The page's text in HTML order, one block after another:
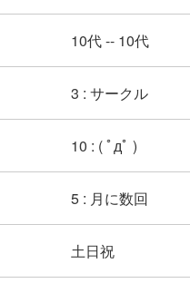
10代 -- 10代
3 : サークル
10 : ( ﾟдﾟ )
5 : 月に数回
土日祝